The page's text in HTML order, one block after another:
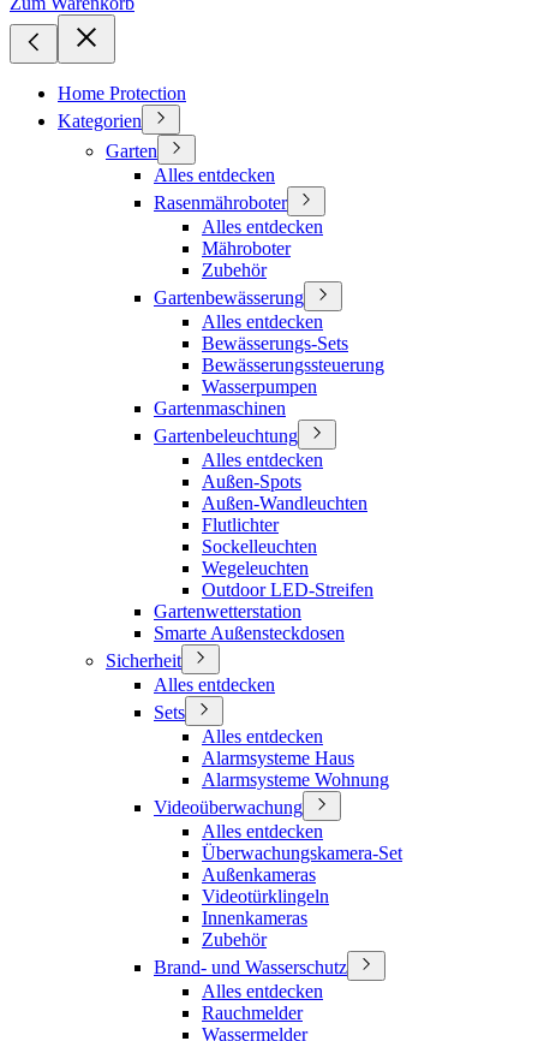
Home Protection
Kategorien
Garten
Alles entdecken
Rasenmähroboter
Alles entdecken
Mähroboter
Zubehör
Gartenbewässerung
Alles entdecken
Bewässerungs-Sets
Bewässerungssteuerung
Wasserpumpen
Gartenmaschinen
Gartenbeleuchtung
Alles entdecken
Außen-Spots
Außen-Wandleuchten
Flutlichter
Sockelleuchten
Wegeleuchten
Outdoor LED-Streifen
Gartenwetterstation
Smarte Außensteckdosen
Sicherheit
Alles entdecken
Sets
Alles entdecken
Alarmsysteme Haus
Alarmsysteme Wohnung
Videoüberwachung
Alles entdecken
Überwachungskamera-Set
Außenkameras
Videotürklingeln
Innenkameras
Zubehör
Brand- und Wasserschutz
Alles entdecken
Rauchmelder
Wassermelder